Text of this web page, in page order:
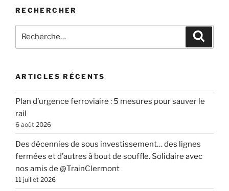
RECHERCHER
pour
ARTICLES RÉCENTS
Plan d’urgence ferroviaire : 5 mesures pour sauver le
rail
6 août 2026
Des décennies de sous investissement… des lignes
fermées et d’autres à bout de souffle. Solidaire avec
nos amis de @TrainClermont
11 juillet 2026